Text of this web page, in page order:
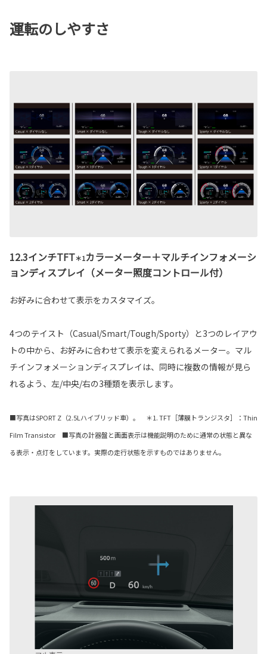
運転のしやすさ
12.3インチTFT＊1カラーメーター＋マルチインフォメーシ
ョンディスプレイ（メーター照度コントロール付）
お好みに合わせて表示をカスタマイズ。
4つのテイスト（Casual/Smart/Tough/Sporty）と3つのレイアウ
トの中から、お好みに合わせて表示を変えられるメーター。マル
チインフォメーションディスプレイは、同時に複数の情報が見ら
れるよう、左/中央/右の3種類を表示します。
■写真はSPORT Z（2.5Lハイブリッド車）。 ＊1. TFT［薄膜トランジスタ］：Thin
Film Transistor ■写真の計器盤と画面表示は機能説明のために通常の状態と異な
る表示・点灯をしています。実際の走行状態を示すものではありません。